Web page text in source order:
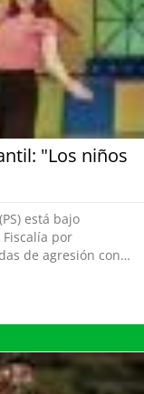
"Los niños
está bajo
por
de agresión con